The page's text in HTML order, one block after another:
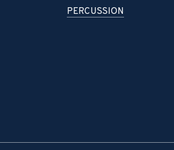
PERCUSSION